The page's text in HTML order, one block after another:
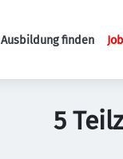
Ausbildung finden
5